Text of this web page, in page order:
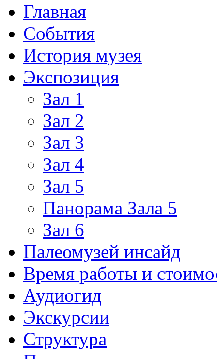
Главная
События
История музея
Экспозиция
Зал 1
Зал 2
Зал 3
Зал 4
Зал 5
Панорама Зала 5
Зал 6
Палеомузей инсайд
Время работы и
Аудиогид
Экскурсии
Структура